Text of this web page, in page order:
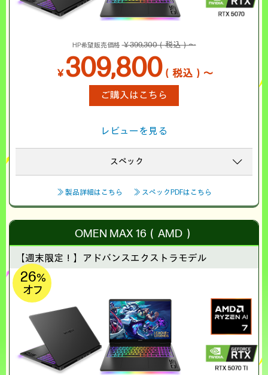
HP希望販売価格 ￥399,300（税込）～
￥309,800（税込）～
ご購入はこちら
レビューを見る
スペック
≫ 製品詳細はこちら ≫ スペックPDFはこちら
OMEN MAX 16（AMD）
【週末限定！】 アドバンスエクストラモデル
26%
オフ